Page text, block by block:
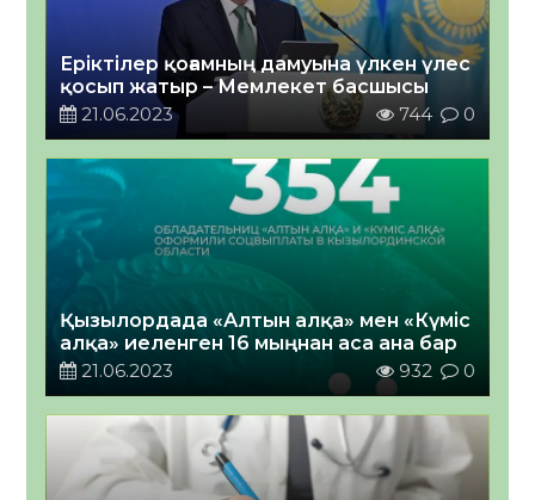
Еріктілер қоғамның дамуына үлкен үлес
қосып жатыр – Мемлекет басшысы
21.06.2023
744 0
Қызылордада «Алтын алқа» мен «Күміс
алқа» иеленген 16 мыңнан аса ана бар
21.06.2023
932 0